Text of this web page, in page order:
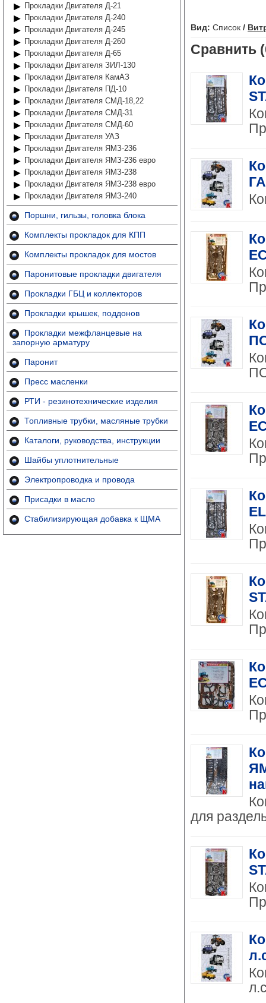
Прокладки Двигателя Д-21
Прокладки Двигателя Д-240
Прокладки Двигателя Д-245
Прокладки Двигателя Д-260
Прокладки Двигателя Д-65
Прокладки Двигателя ЗИЛ-130
Прокладки Двигателя КамАЗ
Прокладки Двигателя ПД-10
Прокладки Двигателя СМД-18,22
Прокладки Двигателя СМД-31
Прокладки Двигателя СМД-60
Прокладки Двигателя УАЗ
Прокладки Двигателя ЯМЗ-236
Прокладки Двигателя ЯМЗ-236 евро
Прокладки Двигателя ЯМЗ-238
Прокладки Двигателя ЯМЗ-238 евро
Прокладки Двигателя ЯМЗ-240
Поршни, гильзы, головка блока
Комплекты прокладок для КПП
Комплекты прокладок для мостов
Паронитовые прокладки двигателя
Прокладки ГБЦ и коллекторов
Прокладки крышек, поддонов
Прокладки межфланцевые на
запорную арматуру
Паронит
Пресс масленки
РТИ - резинотехнические изделия
Топливные трубки, масляные трубки
Каталоги, руководства, инструкции
Шайбы уплотнительные
Электропроводка и провода
Присадки в масло
Стабилизирующая добавка к ЩМА
Вид: Список /
Сравнить
для